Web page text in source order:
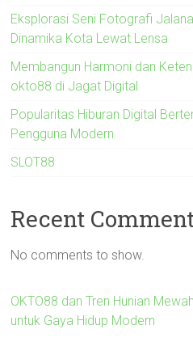
Eksplorasi Seni Fotografi
Dinamika Kota Lewat Lensa
Membangun Harmoni dan
okto88 di Jagat Digital
Popularitas Hiburan Digital
Pengguna Modern
SLOT88
Recent
No comments to show.
OKTO88 dan Tren Hunian
untuk Gaya Hidup Modern